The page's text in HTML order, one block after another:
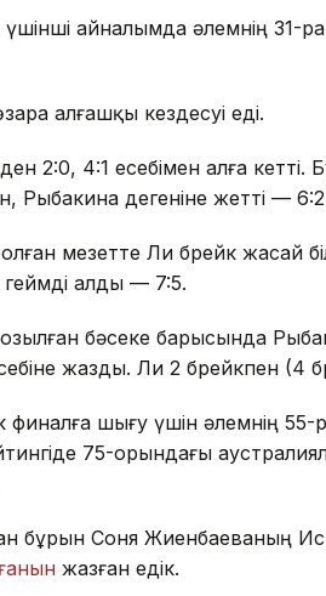
үшінші айналымда әлемнің
алғашқы кездесуі еді.
2:0, 4:1 есебімен алға
Рыбакина дегеніне жетті —
мезетте Ли брейк жасай
алды — 7:5.
бәсеке барысында
жазды. Ли 2 брейкпен (4
шығу үшін әлемнің
75-орындағы
бұрын Соня Жиенбаеваның
жазған едік.